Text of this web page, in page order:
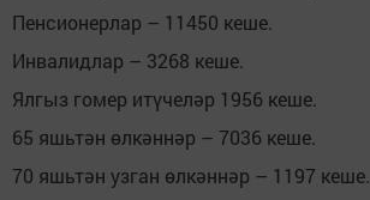
Пенсионерлар – 11450 кеше.
Инвалидлар – 3268 кеше.
Ялгыз гомер итүчеләр 1956 кеше.
65 яшьтән өлкәннәр – 7036 кеше.
70 яшьтән узган өлкәннәр – 1197 кеше.